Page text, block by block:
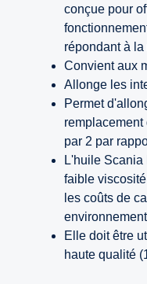
conçue pour
répondant à
Convient aux
Allonge les
Permet
par 2 par
L'huile
faible
les coûts de
Elle doit être
haute qualité